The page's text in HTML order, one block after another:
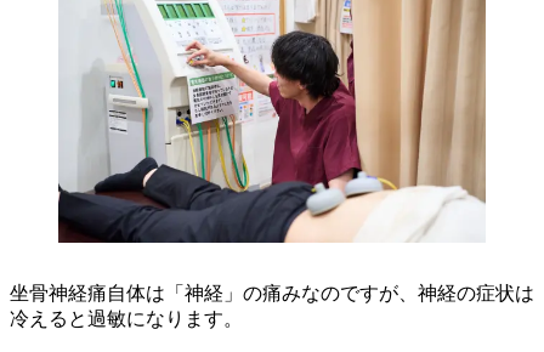
坐骨神経痛自体は「神経」の痛みなのですが、神経の症状は
冷えると過敏になります。